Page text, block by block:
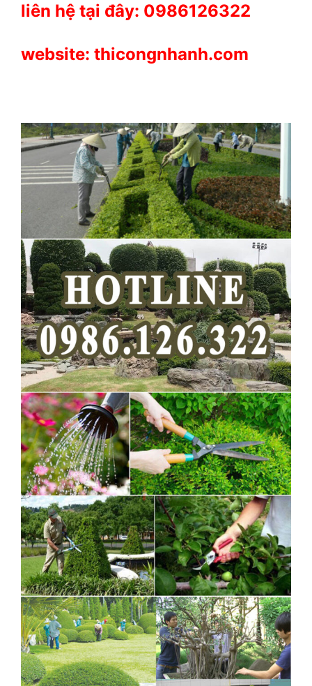
liên hệ tại đây: 0986126322
website: thicongnhanh.com